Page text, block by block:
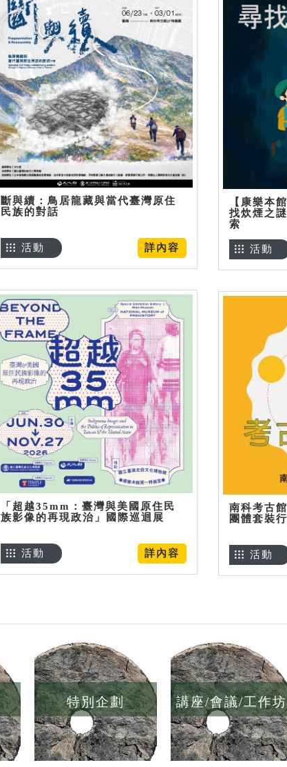
斷與續：鳥居龍藏與當代臺灣原住
民族的對話
詳內容
活動
【康樂本
找炊煙之
索
活動
「超越35mm：臺灣與美國原住民
族影像的再現政治」國際巡迴展
詳內容
活動
南科考古
團體套裝
活動
特別企劃 講座/會議/工作坊